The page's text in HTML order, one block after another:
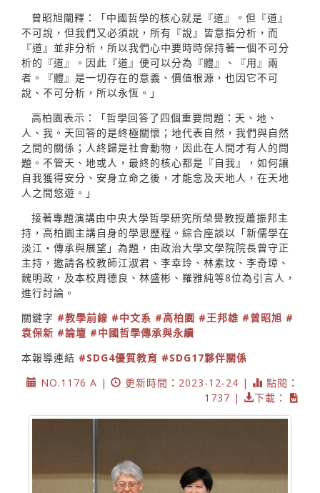
曾昭旭闡釋：「中國哲學的核心就是『道』。但『道』
不可說，但我們又必須說，所有『說』皆意指分析，而
『道』並非分析，所以我們心中要時時保持著一個不可分
析的『道』。因此『道』便可以分為『體』、『用』兩
者。『體』是一切存在的意義、價值根源，也因它不可
說、不可分析，所以永恆。」
高柏園表示：「哲學回答了四個重要問題：天、地、
人、我。天回答的是終極關懷；地代表自然，我們與自然
之間的關係；人終歸是社會動物，因此在人間才有人的問
題。不管天、地或人，最終的核心都是『自我』，如何讓
自我獲得安分、安身立命之後，才能念及天地人，在天地
人之間悠遊。」
接著專題演講由中央大學哲學研究所榮譽教授蕭振邦主
持，高柏園主講自身的學思歷程。綜合座談以「新儒學在
淡江・傳承與展望」為題，由政治大學文學院院長曾守正
主持，邀請各校教師江淑君、李幸玲、林素玟、李奇璋、
魏明政，及本校周德良、林盛彬、羅雅純等8位為引言人，
進行討論。
關鍵字 #教學前線 #中文系 #高柏園 #王邦雄 #曾昭旭 #
袁保新 #論壇 #中國哲學傳承與永續
本報導連結 #SDG4優質教育 #SDG17夥伴關係
NO.1176 A |
更新時間：2023-12-24 |
點閱：
1737 |
下載：